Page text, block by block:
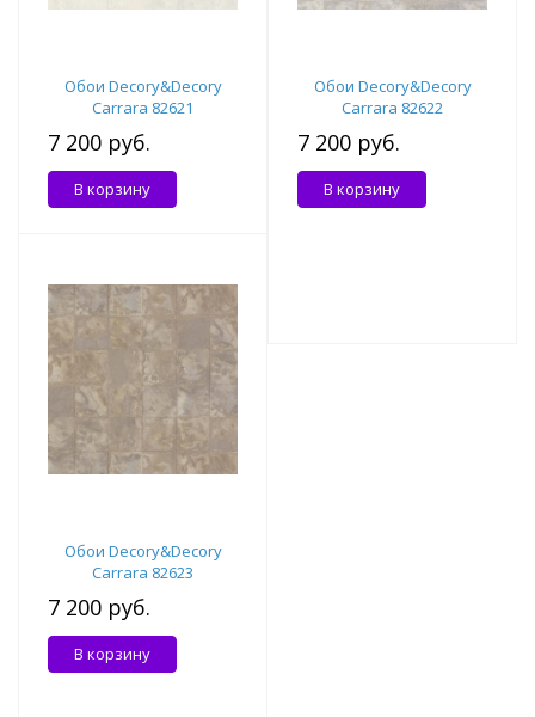
Обои Decory&Decory
Carrara 82621
7 200 руб.
В корзину
Обои Decory&Decory
Carrara 82622
7 200 руб.
В корзину
Обои Decory&Decory
Carrara 82623
7 200 руб.
В корзину